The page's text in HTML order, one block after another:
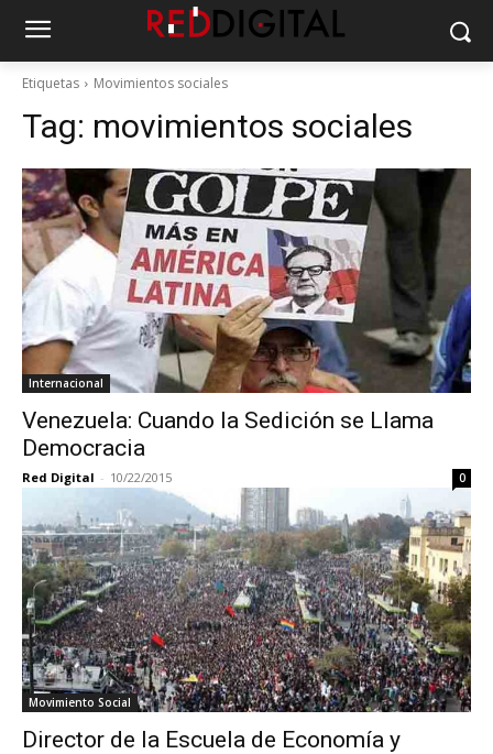
Etiquetas Movimientos sociales
Tag: movimientos sociales
Internacional
Venezuela: Cuando la Sedición se Llama
Democracia
Red Digital - 10/22/2015 0
Movimiento Social
Director de la Escuela de Economía y